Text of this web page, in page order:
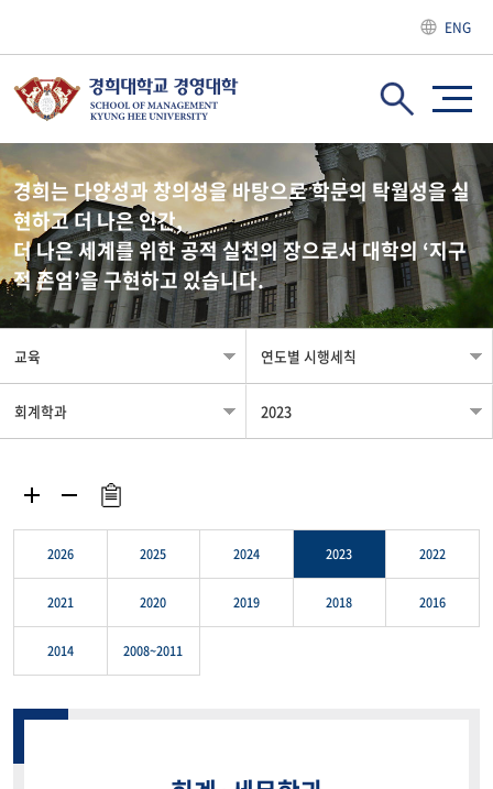
ENG
경희는 다양성과 창의성을 바탕으로 학문의 탁월성을 실
현하고 더 나은 인간,
더 나은 세계를 위한 공적 실천의 장으로서 대학의 ‘지구
적 존엄’을 구현하고 있습니다.
교육 연도별 시행세칙
회계학과 2023
2026 2025 2024 2023 2022
2021 2020 2019 2018 2016
2014 2008~2011